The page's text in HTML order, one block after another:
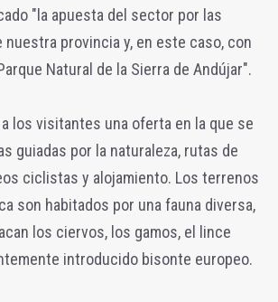
"la apuesta del sector por las
nuestra provincia y, en este caso, con
Natural de la Sierra de Andújar".
los visitantes una oferta en la que se
guiadas por la naturaleza, rutas de
ciclistas y alojamiento. Los terrenos
son habitados por una fauna diversa,
los ciervos, los gamos, el lince
introducido bisonte europeo.